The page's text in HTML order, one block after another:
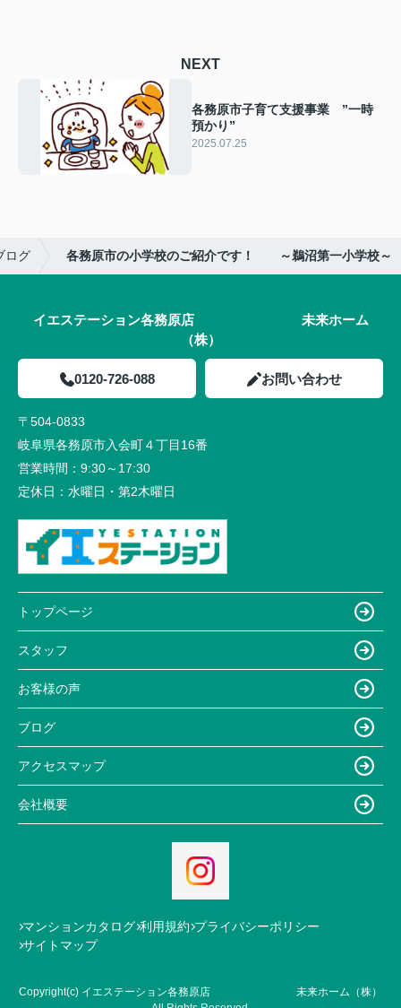
NEXT
各務原市子育て支援事業 ”一時
預かり”
2025.07.25
ログ 各務原市の小学校のご紹介です！ ～鵜沼第一小学校～
イエステーション各務原店 未来ホーム
（株）
0120-726-088 お問い合わせ
〒504-0833
岐阜県各務原市入会町４丁目16番
営業時間： 9:30～17:30
定休日： 水曜日・第2木曜日
トップページ
スタッフ
お客様の声
ブログ
アクセスマップ
会社概要
マンションカタログ 利用規約 プライバシーポリシー
サイトマップ
Copyright(c) イエステーション各務原店 未来ホーム（株）